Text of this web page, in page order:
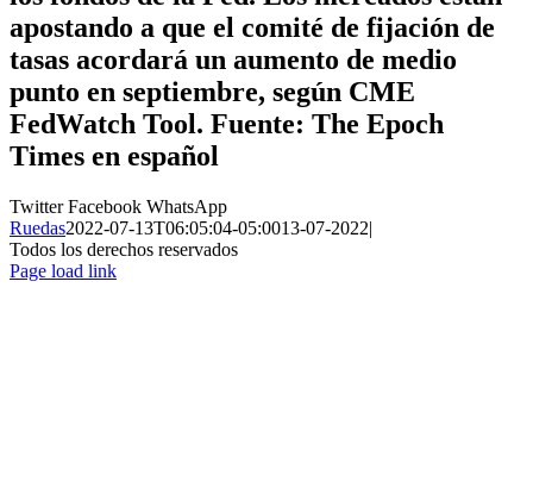
apostando a que el comité de fijación de
tasas acordará un aumento de medio
punto en septiembre, según CME
FedWatch Tool. Fuente: The Epoch
Times en español
TwitterFacebook WhatsApp
Ruedas2022-07-13T06:05:04-05:0013-07-2022|
Todos los derechos reservados
Page load link